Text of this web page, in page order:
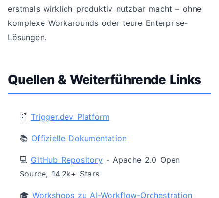
erstmals wirklich produktiv nutzbar macht – ohne
komplexe Workarounds oder teure Enterprise-
Lösungen.
Quellen & Weiterführende Links
📰Trigger.dev Platform
📚 Offizielle Dokumentation
💻 GitHub Repository- Apache 2.0 Open
Source, 14.2k+ Stars
🎓Workshops zu AI-Workflow-Orchestration